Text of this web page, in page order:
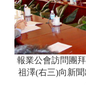
報業公會訪問團
祖澤(右三)向新